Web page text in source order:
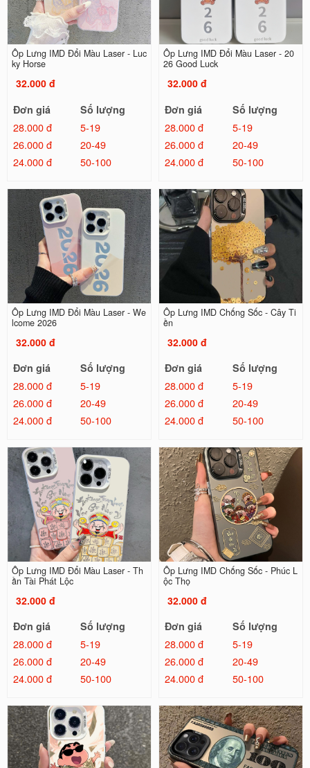
Ốp Lưng IMD Đổi Màu Laser - Luc
ky Horse
32.000 đ
Đơn giá
Số lượng
28.000 đ
5-19
26.000 đ
20-49
24.000 đ
50-100
Ốp Lưng IMD Đổi Màu Laser - 20
26 Good Luck
32.000 đ
Đơn giá
Số lượng
28.000 đ
5-19
26.000 đ
20-49
24.000 đ
50-100
Ốp Lưng IMD Đổi Màu Laser - We
lcome 2026
32.000 đ
Đơn giá
Số lượng
28.000 đ
5-19
26.000 đ
20-49
24.000 đ
50-100
Ốp Lưng IMD Chống Sốc - Cây Ti
ền
32.000 đ
Đơn giá
Số lượng
28.000 đ
5-19
26.000 đ
20-49
24.000 đ
50-100
Ốp Lưng IMD Đổi Màu Laser - Th
ần Tài Phát Lộc
32.000 đ
Đơn giá
Số lượng
28.000 đ
5-19
26.000 đ
20-49
24.000 đ
50-100
Ốp Lưng IMD Chống Sốc - Phúc L
ộc Thọ
32.000 đ
Đơn giá
Số lượng
28.000 đ
5-19
26.000 đ
20-49
24.000 đ
50-100